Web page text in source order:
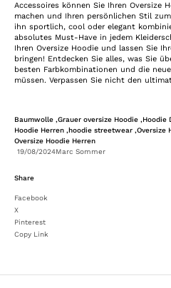
Accessoires können Sie Ihren Oversize
machen und Ihren persönlichen Stil
ihn sportlich, cool oder elegant
absolutes Must-Have in jedem
Ihren Oversize Hoodie und lassen Sie
bringen! Entdecken Sie alles, was Sie
besten Farbkombinationen und die
müssen. Verpassen Sie nicht den
Baumwolle ,Grauer oversize Hoodie ,Hoodie
Hoodie Herren ,hoodie streetwear ,Oversize
Oversize Hoodie Herren
19/08/2024Marc Sommer
Share
Facebook
X
Pinterest
Copy Link